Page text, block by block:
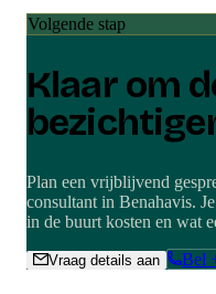
Volgende stap
Klaar om
Plan een vrijblijvend
consultant in Benahavis.
in de buurt kosten en wat
Vraag details aan Bel